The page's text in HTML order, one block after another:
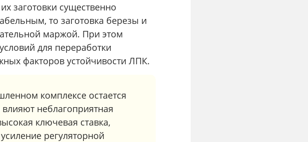
заготовки существенно
то заготовка березы и
маржой. При этом
для переработки
факторов устойчивости ЛПК.
комплексе остается
неблагоприятная
ключевая ставка,
регуляторной